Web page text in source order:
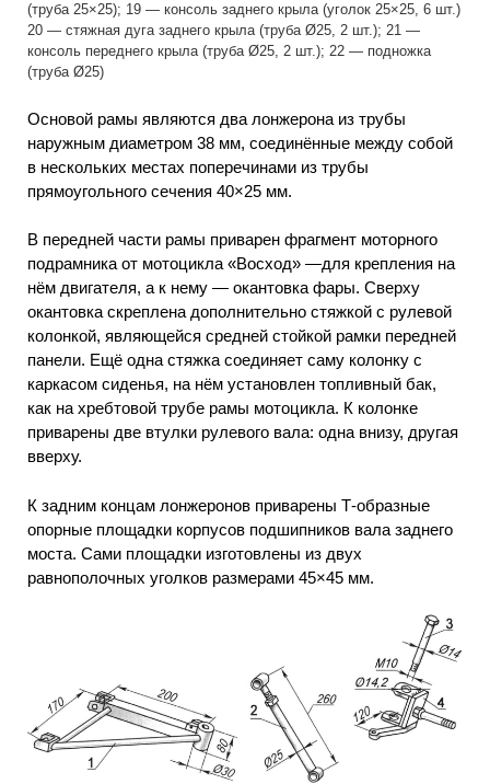
(труба 25×25); 19 — консоль заднего крыла (уголок 25×25, 6 шт.)
20 — стяжная дуга заднего крыла (труба Ø25, 2 шт.); 21 —
консоль переднего крыла (труба Ø25, 2 шт.); 22 — подножка
(труба Ø25)
Основой рамы являются два лонжерона из трубы
наружным диаметром 38 мм, соединённые между собой
в нескольких местах поперечинами из трубы
прямоугольного сечения 40×25 мм.
В передней части рамы приварен фрагмент моторного
подрамника от мотоцикла «Восход» —для крепления на
нём двигателя, а к нему — окантовка фары. Сверху
окантовка скреплена дополнительно стяжкой с рулевой
колонкой, являющейся средней стойкой рамки передней
панели. Ещё одна стяжка соединяет саму колонку с
каркасом сиденья, на нём установлен топливный бак,
как на хребтовой трубе рамы мотоцикла. К колонке
приварены две втулки рулевого вала: одна внизу, другая
вверху.
К задним концам лонжеронов приварены Т-образные
опорные площадки корпусов подшипников вала заднего
моста. Сами площадки изготовлены из двух
равнополочных уголков размерами 45×45 мм.